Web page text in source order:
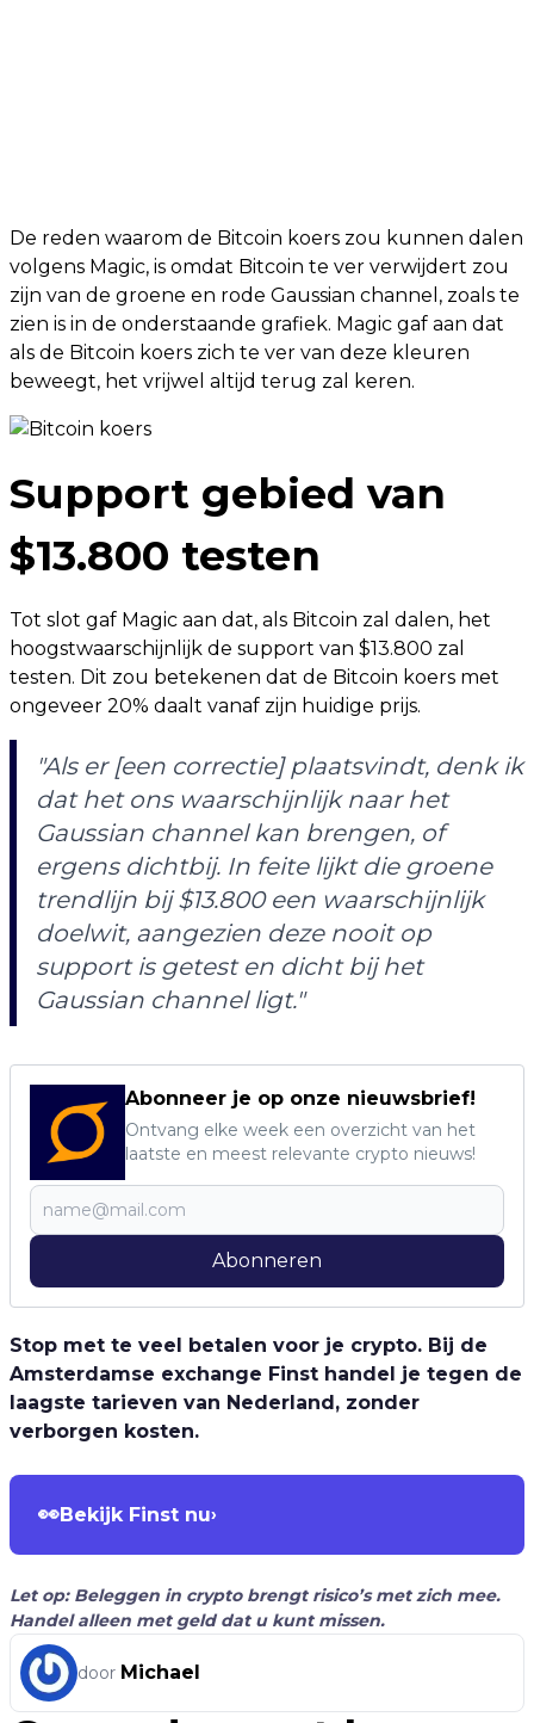
De reden waarom de Bitcoin koers zou kunnen dalen
volgens Magic, is omdat Bitcoin te ver verwijdert zou
zijn van de groene en rode Gaussian channel, zoals te
zien is in de onderstaande grafiek. Magic gaf aan dat
als de Bitcoin koers zich te ver van deze kleuren
beweegt, het vrijwel altijd terug zal keren.
Support gebied van
$13.800 testen
Tot slot gaf Magic aan dat, als Bitcoin zal dalen, het
hoogstwaarschijnlijk de support van $13.800 zal
testen. Dit zou betekenen dat de Bitcoin koers met
ongeveer 20% daalt vanaf zijn huidige prijs.
"Als er [een correctie] plaatsvindt, denk ik
dat het ons waarschijnlijk naar het
Gaussian channel kan brengen, of
ergens dichtbij. In feite lijkt die groene
trendlijn bij $13.800 een waarschijnlijk
doelwit, aangezien deze nooit op
support is getest en dicht bij het
Gaussian channelligt."
Abonneer je op onze nieuwsbrief!
Ontvang elke week een overzicht van het
laatste en meest relevante crypto nieuws!
Abonneren
Stop met te veel betalen voor je crypto. Bij de
Amsterdamse exchange Finst handel je tegen de
laagste tarieven van Nederland, zonder
verborgen kosten.
👀Bekijk Finst nu›
Let op: Beleggen in crypto brengt risico’s met zich mee.
Handel alleen met geld dat u kunt missen.
door Michael